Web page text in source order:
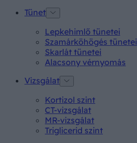
Tünet
Lepkehimlő tünetei
Szamárköhögés tünetei
Skarlát tünetei
Alacsony vérnyomás
Vizsgálat
Kortizol szint
CT-vizsgálat
MR-vizsgálat
Triglicerid szint